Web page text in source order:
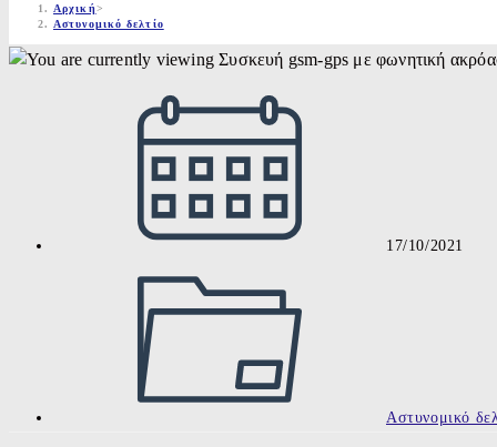
Αρχική>
Αστυνομικό δελτίο
17/10/2021
Αστυνομικό